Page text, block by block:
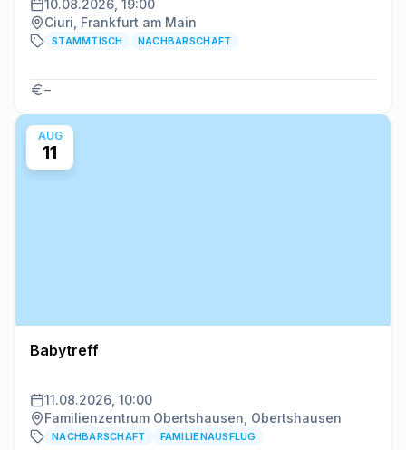
10.08.2026, 19:00
Ciuri, Frankfurt am Main
STAMMTISCH NACHBARSCHAFT
–
AUG
11
Babytreff
11.08.2026, 10:00
Familienzentrum Obertshausen, Obertshausen
NACHBARSCHAFT FAMILIENAUSFLUG